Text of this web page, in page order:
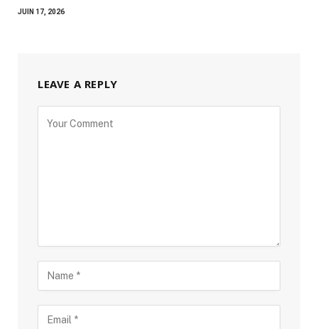
JUIN 17, 2026
LEAVE A REPLY